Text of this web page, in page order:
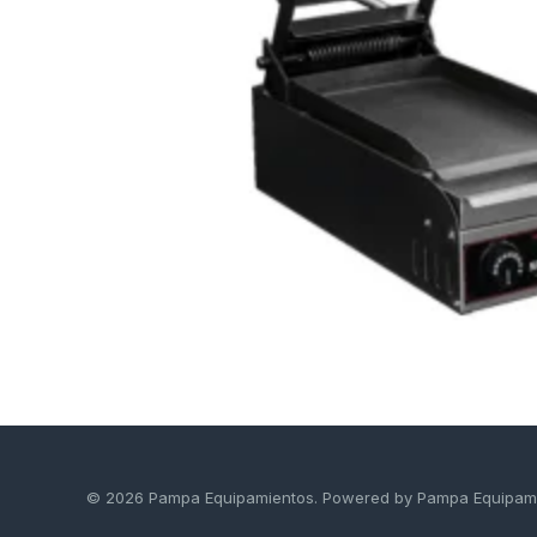
© 2026 Pampa Equipamientos. Powered by Pampa